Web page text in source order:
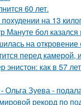
60 лет.
на 13
Мануте бол
на
перед
как в 57
Зуева -
рекорд по